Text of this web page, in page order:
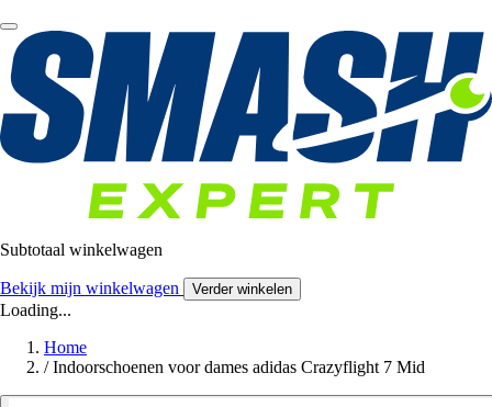
Subtotaal winkelwagen
Bekijk mijn winkelwagen Verder winkelen
Loading...
Home
/ Indoorschoenen voor dames adidas Crazyflight 7 Mid